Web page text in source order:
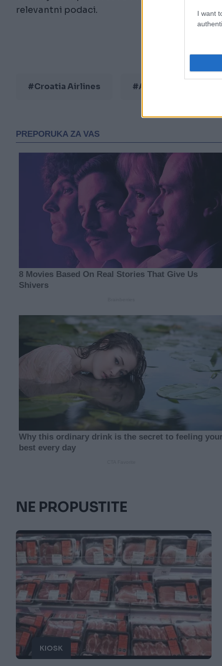
I want
relevantni podaci.
#Croatia Airlines #Avion
NE PROPUSTITE
KIOSK